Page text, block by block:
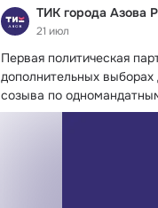
ТИК города Азова
21 июл
Первая политическая
дополнительных
созыва по